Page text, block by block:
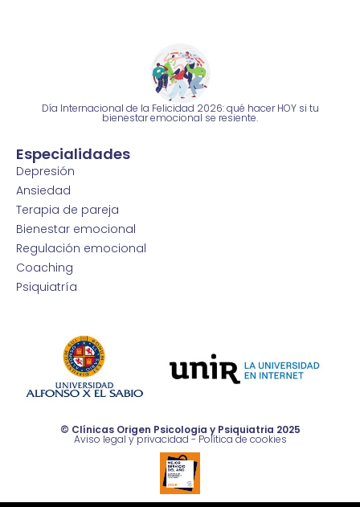
Día Internacional de la Felicidad 2026: qué hacer HOY si tu
bienestar emocional se resiente.
Especialidades
Depresión
Ansiedad
Terapia de pareja
Bienestar emocional
Regulación emocional
Coaching
Psiquiatría
© Clínicas Origen Psicologia y Psiquiatria 2025
Aviso legal y privacidad -Política de cookies